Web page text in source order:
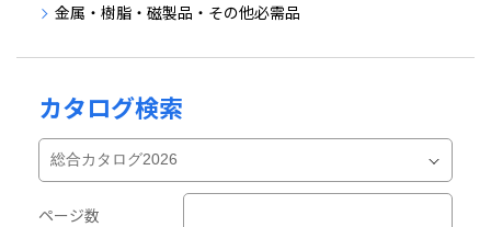
金属・樹脂・磁製品・その他必需品
カタログ検索
ページ数